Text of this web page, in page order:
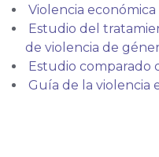
Violencia
Estudio del
de violencia de
Estudio comparado
Guía de la violencia